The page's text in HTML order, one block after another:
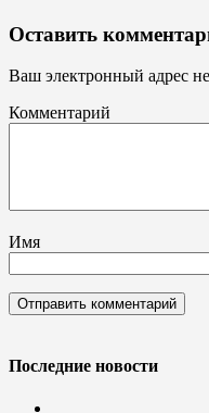
Оставить
Ваш электронный адрес
Комментарий
Имя
Последние новости